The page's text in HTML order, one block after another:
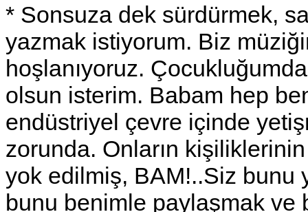
* Sonsuza dek sürdürmek,
yazmak istiyorum. Biz
hoşlanıyoruz.
olsun isterim. Babam hep
endüstriyel çevre içinde
zorunda. Onların
yok edilmiş, BAM!..Siz bunu
bunu benimle paylaşmak